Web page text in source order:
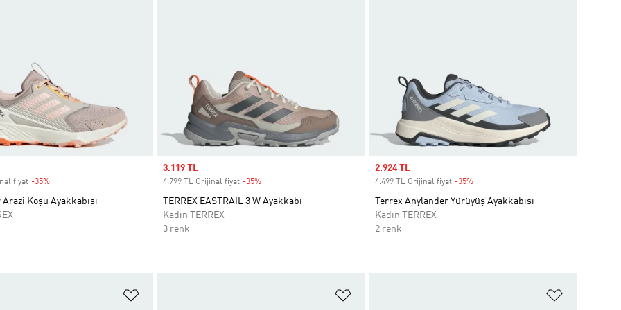
fiyat -35%Discount
Koşu Ayakkabısı
Sale price
3.119 TL
4.799 TL Orijinal fiyat -35%
TERREX EASTRAIL 3 W Ayakkabı
Kadın TERREX
3 renk
Sale price
2.924 TL
4.499 TL Orijinal fiyat -35%Discount
Terrex Anylander Yürüyüş Ayakkabısı
Kadın TERREX
2 renk